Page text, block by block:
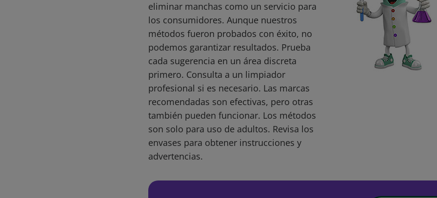
eliminar manchas como un servicio para
los consumidores. Aunque nuestros
métodos fueron probados con éxito, no
podemos garantizar resultados. Prueba
cada sugerencia en un área discreta
primero. Consulta a un limpiador
profesional si es necesario. Las marcas
recomendadas son efectivas, pero otras
también pueden funcionar. Los métodos
son solo para uso de adultos. Revisa los
envases para obtener instrucciones y
advertencias.